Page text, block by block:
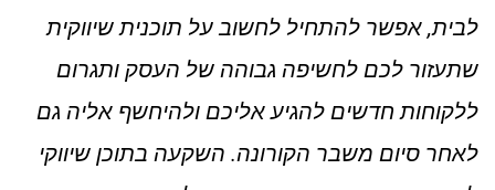
לבית, אפשר להתחיל לחשוב על תוכנית שיווקית
שתעזור לכם לחשיפה גבוהה של העסק ותגרום
ללקוחות חדשים להגיע אליכם ולהיחשף אליה גם
לאחר סיום משבר הקורונה. השקעה בתוכן שיווקי